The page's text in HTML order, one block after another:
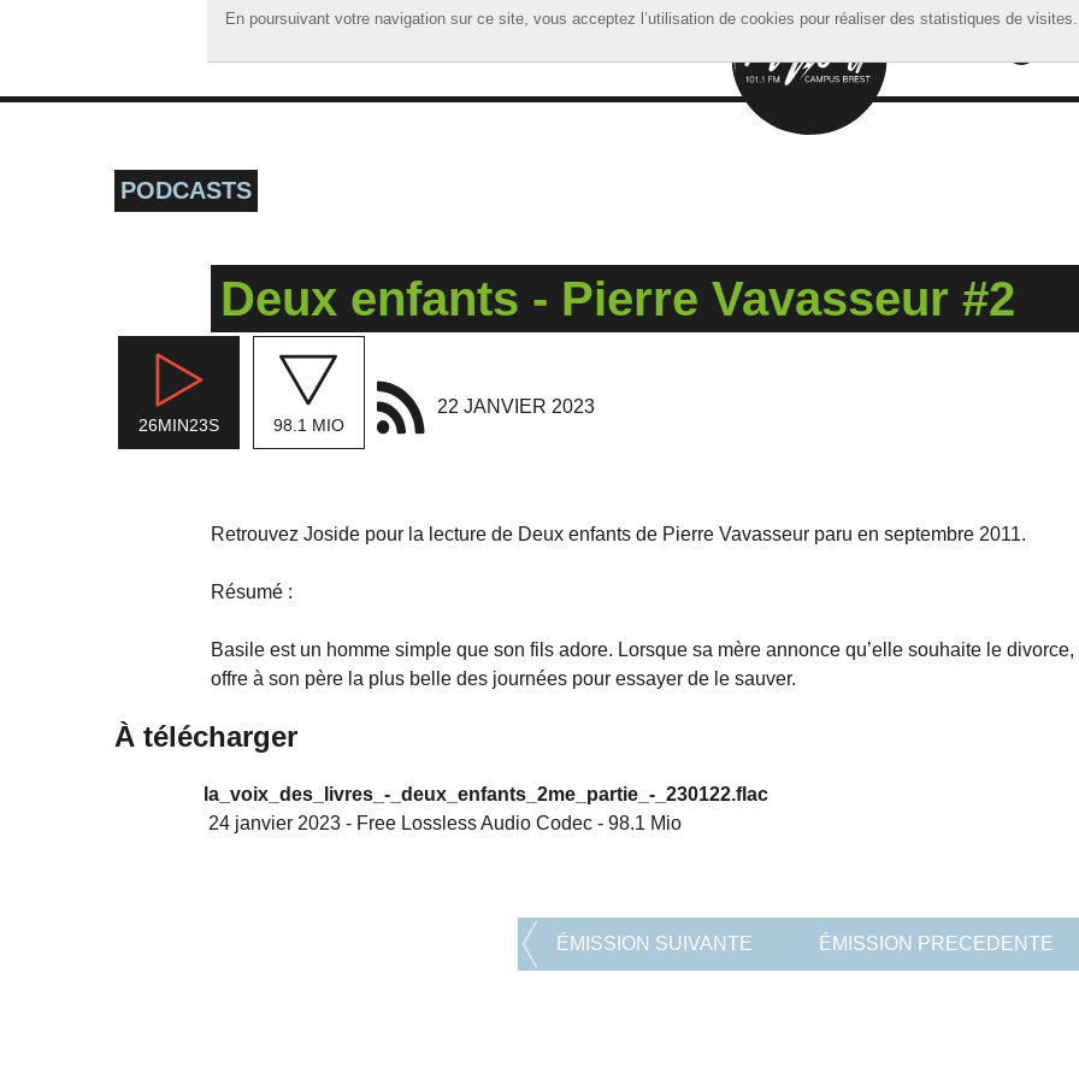
En poursuivant votre navigation sur ce site, vous acceptez l’utilisation de cookies pour réaliser des statistiques de visites.
En poursuivant votre navigation sur ce site, vous acceptez l’utilisation de cookies pour réaliser des statistiques de visites.
ACCUEIL
PODCASTS
Deux enfants - Pierre Vavasseur #2
26MIN23S 98.1 MIO
22 JANVIER 2023
Retrouvez Joside pour la lecture de Deux enfants de Pierre Vavasseur paru en septembre 2011.
Résumé :
Basile est un homme simple que son fils adore. Lorsque sa mère annonce qu’elle souhaite le
offre à son père la plus belle des journées pour essayer de le sauver.
À télécharger
la_voix_des_livres_-_deux_enfants_2me_partie_-_230122.flac
24 janvier 2023 - Free Lossless Audio Codec - 98.1 Mio
ÉMISSION SUIVANTE ÉMISSION PRECEDENTE